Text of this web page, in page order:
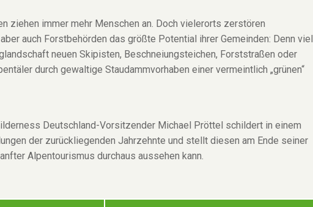
ziehen immer mehr Menschen an. Doch vielerorts zerstören
auch Forstbehörden das größte Potential ihrer Gemeinden: Denn viel
neuen Skipisten, Beschneiungsteichen, Forststraßen oder
durch gewaltige Staudammvorhaben einer vermeintlich „grünen“
Deutschland-Vorsitzender Michael Pröttel schildert in einem
der zurückliegenden Jahrzehnte und stellt diesen am Ende seiner
Alpentourismus durchaus aussehen kann.